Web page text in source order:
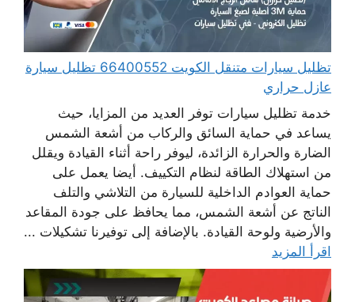
تظليل سيارات متنقل الكويت 66400552 تظليل سيارة
عازل حراري
خدمة تظليل سيارات توفر العديد من المزايا، حيث
يساعد في حماية السائق والركاب من أشعة الشمس
الضارة والحرارة الزائدة، ليوفر راحة أثناء القيادة ويقلل
من استهلاك الطاقة لنظام التكييف. أيضا يعمل على
حماية العوادم الداخلية للسيارة من التلاشي والتلف
الناتج عن أشعة الشمس، مما يحافظ على جودة المقاعد
والأرضية ولوحة القيادة. بالإضافة إلى توفيرنا تشكيلات ...
اقرأ المزيد